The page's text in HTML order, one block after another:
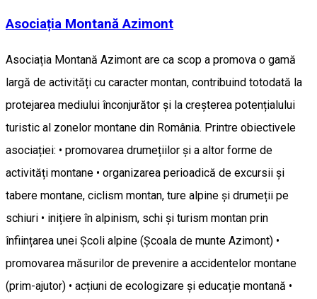
Asociația Montană Azimont
Asociația Montană Azimont are ca scop a promova o gamă
largă de activități cu caracter montan, contribuind totodată la
protejarea mediului înconjurător și la creșterea potențialului
turistic al zonelor montane din România. Printre obiectivele
asociației: • promovarea drumețiilor și a altor forme de
activități montane • organizarea perioadică de excursii și
tabere montane, ciclism montan, ture alpine și drumeții pe
schiuri • inițiere în alpinism, schi și turism montan prin
înființarea unei Școli alpine (Școala de munte Azimont) •
promovarea măsurilor de prevenire a accidentelor montane
(prim-ajutor) • acțiuni de ecologizare și educație montană •